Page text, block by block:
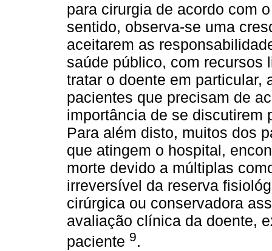
para cirurgia de acordo com
sentido, observa-se uma
aceitarem as
saúde público, com recursos
tratar o doente em particular,
pacientes que precisam de
importância de se discutirem
Para além disto, muitos dos
que atingem o hospital,
morte devido a múltiplas
irreversível da reserva
cirúrgica ou conservadora
avaliação clínica da doente,
paciente 9.